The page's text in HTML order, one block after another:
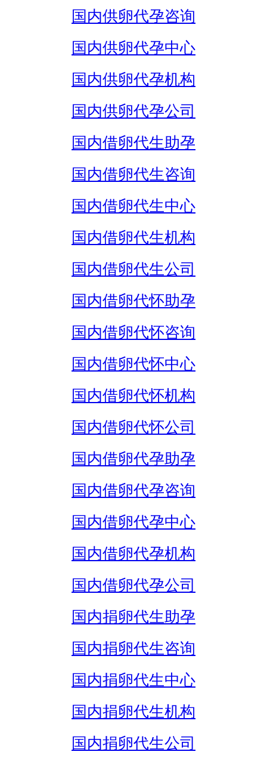
国内供卵代孕咨询
国内供卵代孕中心
国内供卵代孕机构
国内供卵代孕公司
国内借卵代生助孕
国内借卵代生咨询
国内借卵代生中心
国内借卵代生机构
国内借卵代生公司
国内借卵代怀助孕
国内借卵代怀咨询
国内借卵代怀中心
国内借卵代怀机构
国内借卵代怀公司
国内借卵代孕助孕
国内借卵代孕咨询
国内借卵代孕中心
国内借卵代孕机构
国内借卵代孕公司
国内捐卵代生助孕
国内捐卵代生咨询
国内捐卵代生中心
国内捐卵代生机构
国内捐卵代生公司